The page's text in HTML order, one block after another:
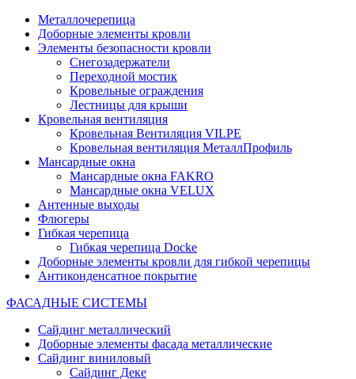
Металлочерепица
Доборные элементы кровли
Элементы безопасности кровли
Снегозадержатели
Переходной мостик
Кровельные ограждения
Лестницы для крыши
Кровельная вентиляция
Кровельная Вентиляция VILPE
Кровельная вентиляция МеталлПрофиль
Мансардные окна
Мансардные окна FAKRO
Мансардные окна VELUX
Антенные выходы
Флюгеры
Гибкая черепица
Гибкая черепица Docke
Доборные элементы кровли для гибкой черепицы
Антиконденсатное покрытие
ФАСАДНЫЕ СИСТЕМЫ
Сайдинг металлический
Доборные элементы фасада металлические
Сайдинг виниловый
Сайдинг Деке